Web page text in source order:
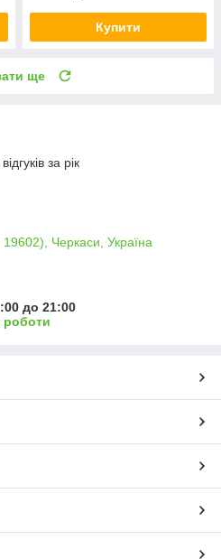
Купити
ще
за рік
Черкаси, Україна
до 21:00
роботи